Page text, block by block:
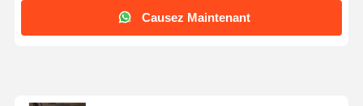
Bas régulateur d'abandon scolaire
Causez Maintenant